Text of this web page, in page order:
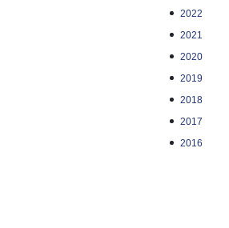
2022
2021
2020
2019
2018
2017
2016